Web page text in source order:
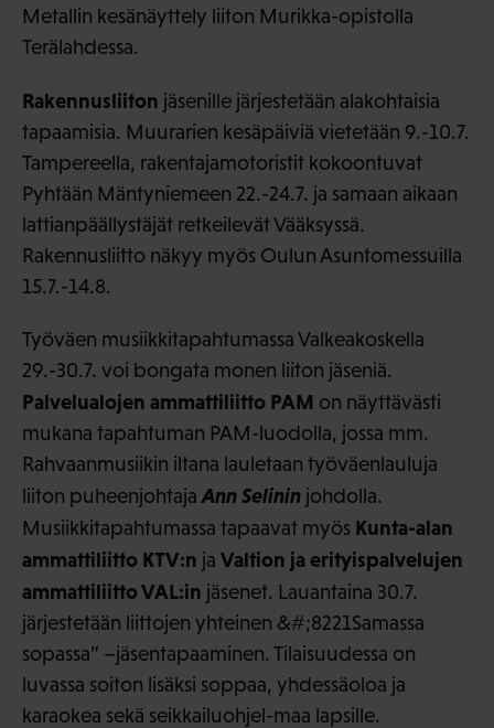
Metallin kesänäyttely liiton Murikka-opistolla
Terälahdessa.
Rakennusliiton jäsenille järjestetään alakohtaisia
tapaamisia. Muurarien kesäpäiviä vietetään 9.-10.7.
Tampereella, rakentajamotoristit kokoontuvat
Pyhtään Mäntyniemeen 22.-24.7. ja samaan aikaan
lattianpäällystäjät retkeilevät Vääksyssä.
Rakennusliitto näkyy myös Oulun Asuntomessuilla
15.7.-14.8.
Työväen musiikkitapahtumassa Valkeakoskella
29.-30.7. voi bongata monen liiton jäseniä.
Palvelualojen ammattiliitto PAM on näyttävästi
mukana tapahtuman PAM-luodolla, jossa mm.
Rahvaanmusiikin iltana lauletaan työväenlauluja
liiton puheenjohtaja Ann Selinin johdolla.
Musiikkitapahtumassa tapaavat myös Kunta-alan
ammattiliitto KTV:n ja Valtion ja erityispalvelujen
ammattiliitto VAL:in jäsenet. Lauantaina 30.7.
järjestetään liittojen yhteinen &#;8221Samassa
sopassa” –jäsentapaaminen. Tilaisuudessa on
luvassa soiton lisäksi soppaa, yhdessäoloa ja
karaokea sekä seikkailuohjel-maa lapsille.